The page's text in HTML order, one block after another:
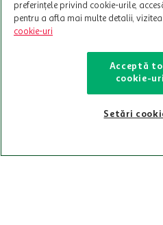
021-9141
Cine suntem
preferințele privind cookie-urile,
pentru a afla mai multe detalii,
cookie-uri
Acceptă
cookie-
Setări